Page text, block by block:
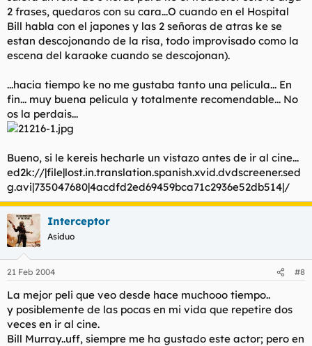
2 frases, quedaros con su cara...O cuando en el Hospital
Bill habla con el japones y las 2 señoras de atras ke se
estan descojonando de la risa, todo improvisado como la
escena del karaoke cuando se descojonan).
...hacia tiempo ke no me gustaba tanto una pelicula... En
fin... muy buena pelicula y totalmente recomendable... No
os la perdais...
Bueno, si le kereis hecharle un vistazo antes de ir al cine...
ed2k://|file|lost.in.translation.spanish.xvid.dvdscreener.sed
g.avi|735047680|4acdfd2ed69459bca71c2936e52db514|/
Interceptor
Asiduo
21 Feb 2004 #8
La mejor peli que veo desde hace muchooo tiempo..
y posiblemente de las pocas en mi vida que repetire dos
veces en ir al cine.
Bill Murray..uff, siempre me ha gustado este actor; pero en